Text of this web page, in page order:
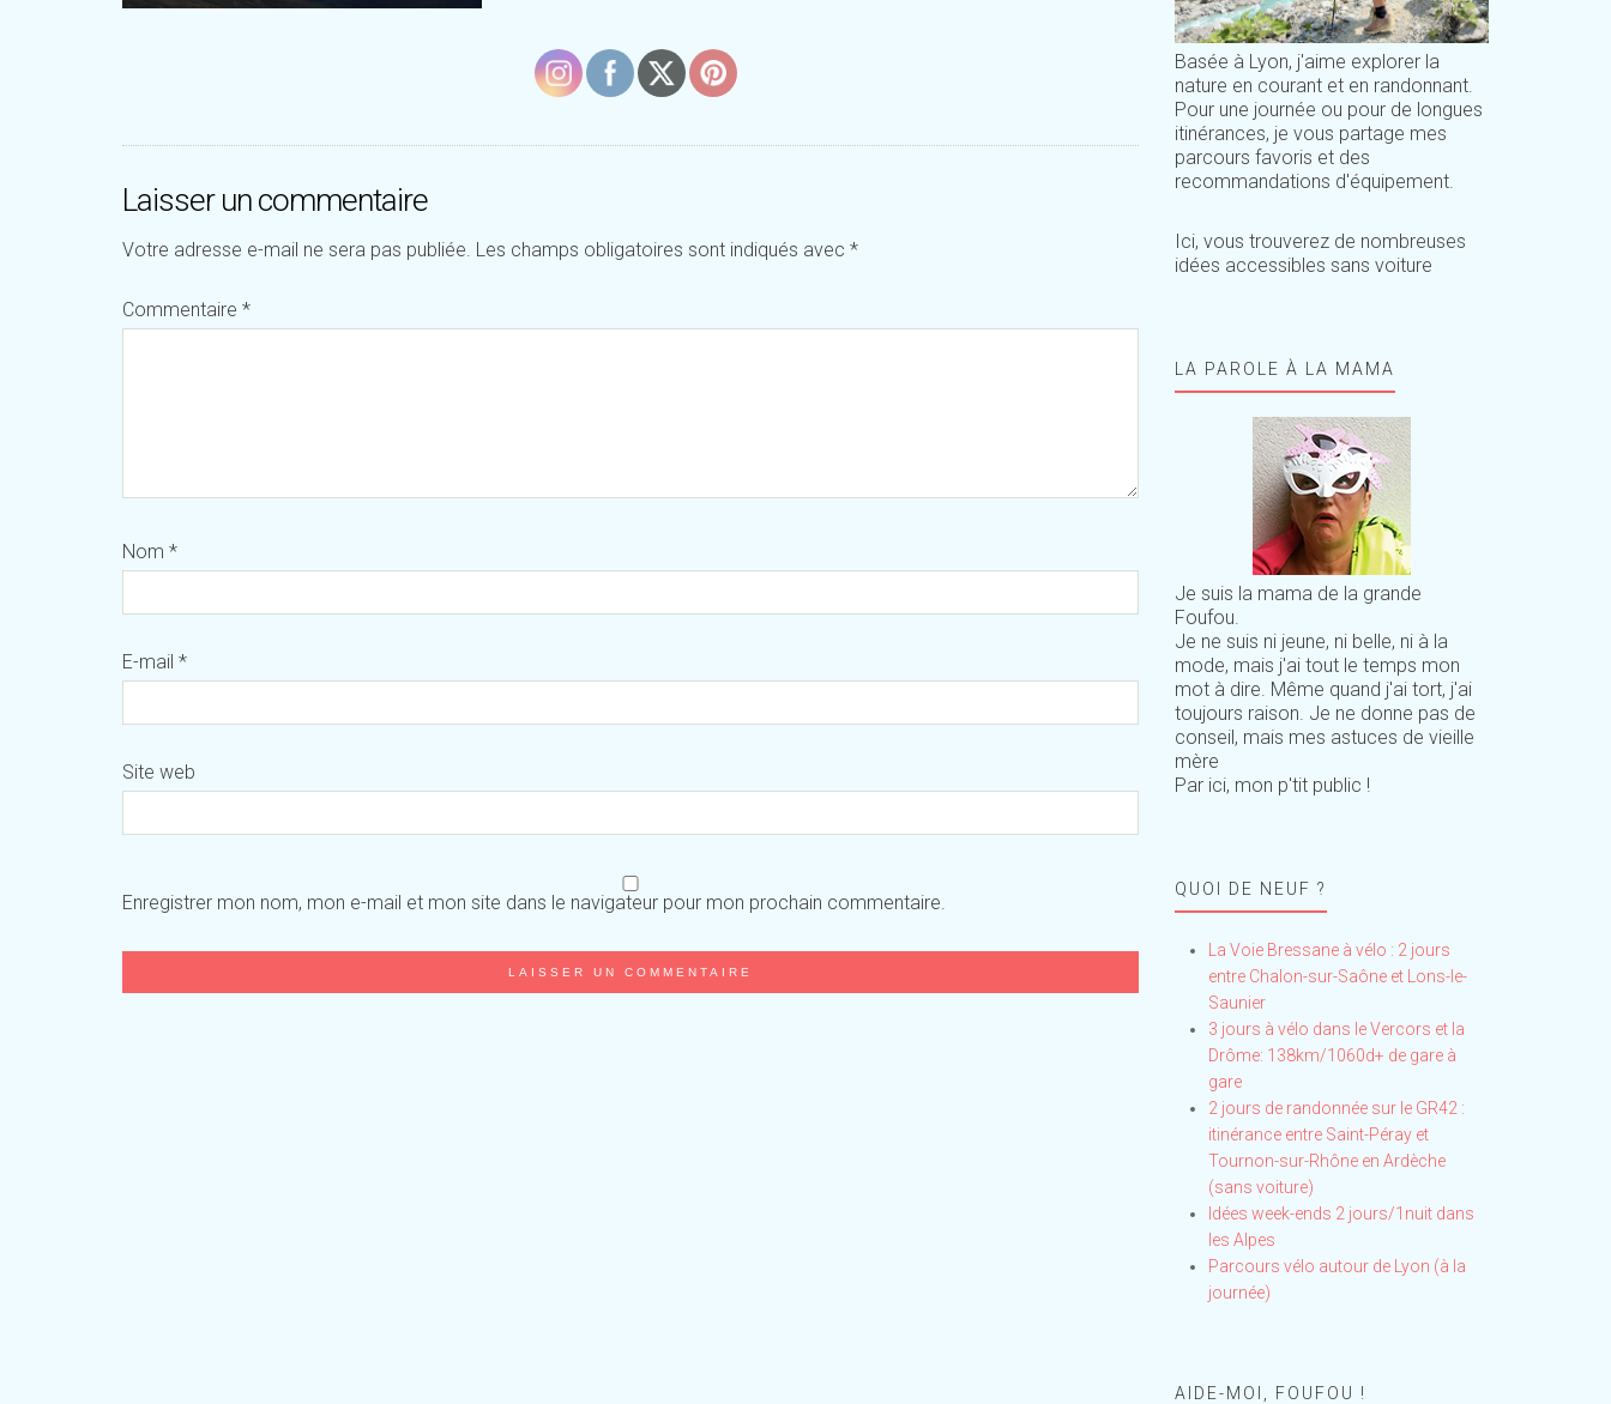
Laisser un commentaire
Votre adresse e-mail ne sera pas publiée. Les champs obligatoires sont indiqués avec *
Commentaire *
Nom *
E-mail *
Site web
Enregistrer mon nom, mon e-mail et mon site dans le navigateur pour mon prochain commentaire.
Basée à Lyon, j'aime explorer la
nature en courant et en randonnant.
Pour une journée ou pour de longues
itinérances, je vous partage mes
parcours favoris et des
recommandations d'équipement.
Ici, vous trouverez de nombreuses
idées accessibles sans voiture
LA PAROLE À LA MAMA
Je suis la mama de la grande
Foufou.
Je ne suis ni jeune, ni belle, ni à la
mode, mais j'ai tout le temps mon
mot à dire. Même quand j'ai tort, j'ai
toujours raison. Je ne donne pas de
conseil, mais mes astuces de vieille
mère
Par ici, mon p'tit public !
QUOI DE NEUF ?
La Voie Bressane à vélo : 2 jours
entre Chalon-sur-Saône et Lons-le-
Saunier
3 jours à vélo dans le Vercors et la
Drôme: 138km/1060d+ de gare à
gare
2 jours de randonnée sur le GR42 :
itinérance entre Saint-Péray et
Tournon-sur-Rhône en Ardèche
(sans voiture)
Idées week-ends 2 jours/1nuit dans
les Alpes
Parcours vélo autour de Lyon (à la
journée)
AIDE-MOI, FOUFOU !